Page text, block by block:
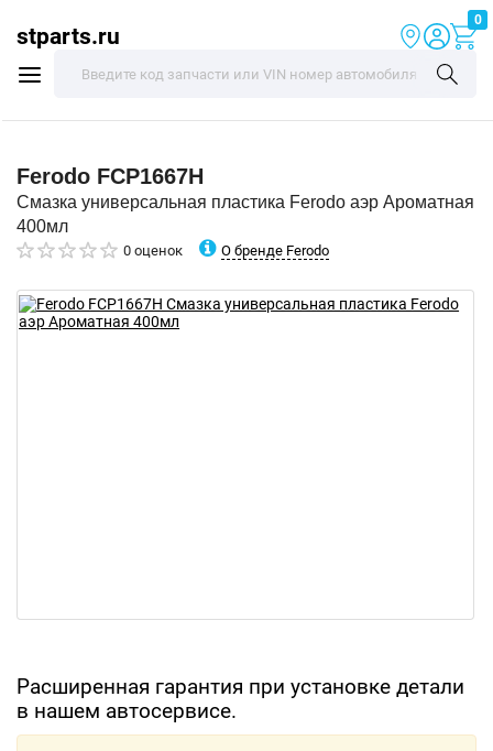
stparts.ru
0
Ferodo FCP1667H
Смазка универсальная пластика Ferodo аэр Ароматная
400мл
0 оценок О бренде Ferodo
Расширенная гарантия при установке детали
в нашем автосервисе.